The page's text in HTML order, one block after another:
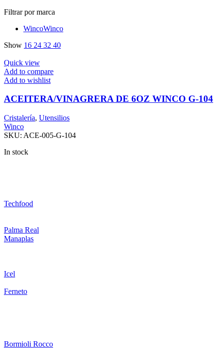
Filtrar por marca
WincoWinco
Show 16 24 32 40
Quick view
Add to compare
Add to wishlist
ACEITERA/VINAGRERA DE 6OZ WINCO G-104
Cristalería, Utensilios
Winco
SKU: ACE-005-G-104
In stock
Techfood
Palma Real
Manaplas
Icel
Ferneto
Bormioli Rocco